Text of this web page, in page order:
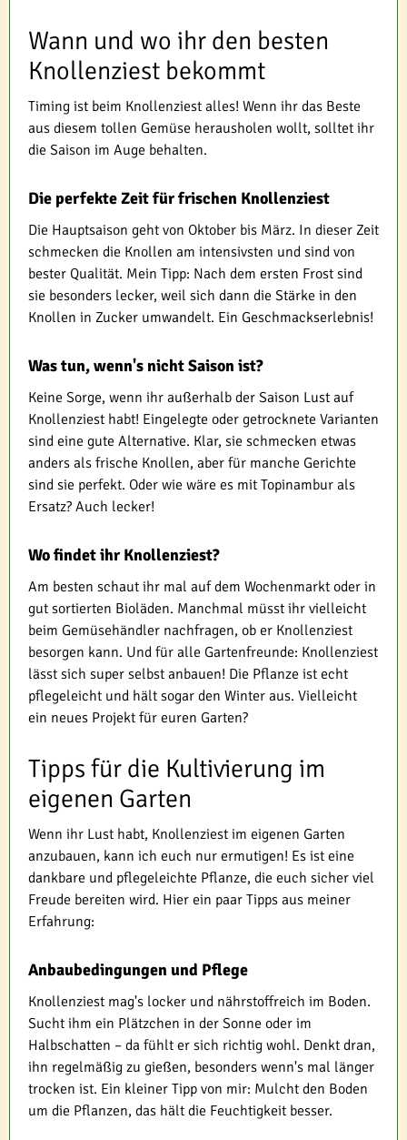
Wann und wo ihr den besten
Knollenziest bekommt
Timing ist beim Knollenziest alles! Wenn ihr das Beste
aus diesem tollen Gemüse herausholen wollt, solltet ihr
die Saison im Auge behalten.
Die perfekte Zeit für frischen Knollenziest
Die Hauptsaison geht von Oktober bis März. In dieser Zeit
schmecken die Knollen am intensivsten und sind von
bester Qualität. Mein Tipp: Nach dem ersten Frost sind
sie besonders lecker, weil sich dann die Stärke in den
Knollen in Zucker umwandelt. Ein Geschmackserlebnis!
Was tun, wenn's nicht Saison ist?
Keine Sorge, wenn ihr außerhalb der Saison Lust auf
Knollenziest habt! Eingelegte oder getrocknete Varianten
sind eine gute Alternative. Klar, sie schmecken etwas
anders als frische Knollen, aber für manche Gerichte
sind sie perfekt. Oder wie wäre es mit Topinambur als
Ersatz? Auch lecker!
Wo findet ihr Knollenziest?
Am besten schaut ihr mal auf dem Wochenmarkt oder in
gut sortierten Bioläden. Manchmal müsst ihr vielleicht
beim Gemüsehändler nachfragen, ob er Knollenziest
besorgen kann. Und für alle Gartenfreunde: Knollenziest
lässt sich super selbst anbauen! Die Pflanze ist echt
pflegeleicht und hält sogar den Winter aus. Vielleicht
ein neues Projekt für euren Garten?
Tipps für die Kultivierung im
eigenen Garten
Wenn ihr Lust habt, Knollenziest im eigenen Garten
anzubauen, kann ich euch nur ermutigen! Es ist eine
dankbare und pflegeleichte Pflanze, die euch sicher viel
Freude bereiten wird. Hier ein paar Tipps aus meiner
Erfahrung:
Anbaubedingungen und Pflege
Knollenziest mag's locker und nährstoffreich im Boden.
Sucht ihm ein Plätzchen in der Sonne oder im
Halbschatten – da fühlt er sich richtig wohl. Denkt dran,
ihn regelmäßig zu gießen, besonders wenn's mal länger
trocken ist. Ein kleiner Tipp von mir: Mulcht den Boden
um die Pflanzen, das hält die Feuchtigkeit besser.